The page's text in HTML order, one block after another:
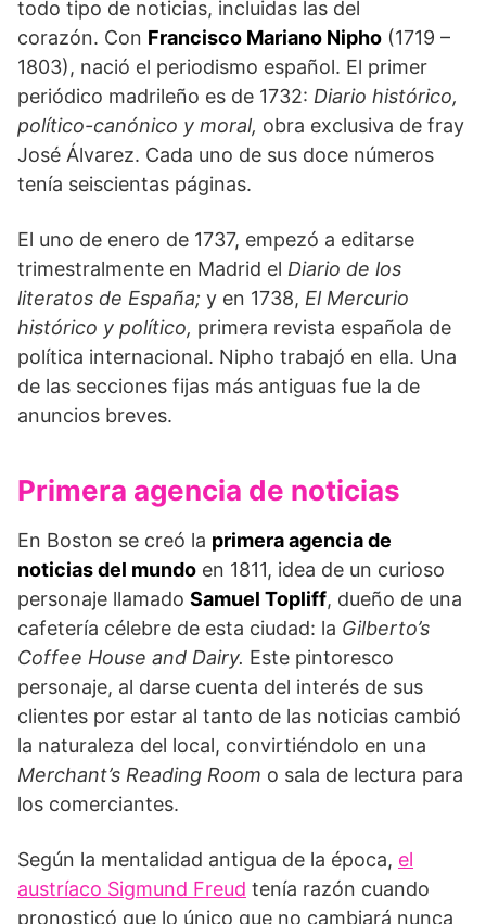
todo tipo de noticias, incluidas las del
corazón. Con Francisco Mariano Nipho (1719 –
1803), nació el periodismo español. El primer
periódico madrileño es de 1732: Diario histórico,
político-canónico y moral, obra exclusiva de fray
José Álvarez. Cada uno de sus doce números
tenía seiscientas páginas.
El uno de enero de 1737, empezó a editarse
trimestralmente en Madrid el Diario de los
literatos de España; y en 1738, El Mercurio
histórico y político, primera revista española de
política internacional. Nipho trabajó en ella. Una
de las secciones fijas más antiguas fue la de
anuncios breves.
Primera agencia de noticias
En Boston se creó la primera agencia de
noticias del mundo en 1811, idea de un curioso
personaje llamado Samuel Topliff, dueño de una
cafetería célebre de esta ciudad: la Gilberto’s
Coffee House and Dairy. Este pintoresco
personaje, al darse cuenta del interés de sus
clientes por estar al tanto de las noticias cambió
la naturaleza del local, convirtiéndolo en una
Merchant’s Reading Room o sala de lectura para
los comerciantes.
Según la mentalidad antigua de la época, el
austríaco Sigmund Freud tenía razón cuando
pronosticó que lo único que no cambiará nunca